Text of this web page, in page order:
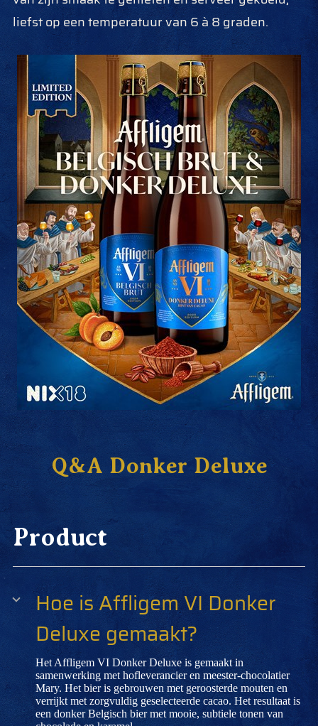
liefst op een temperatuur van 6 à 8 graden.
Q&A Donker Deluxe
Product
Hoe is Affligem VI Donker
Deluxe gemaakt?
Het Affligem VI Donker Deluxe is gemaakt in
samenwerking met hofleverancier en meester-chocolatier
Mary. Het bier is gebrouwen met geroosterde mouten en
verrijkt met zorgvuldig geselecteerde cacao. Het resultaat is
een donker Belgisch bier met mooie, subtiele tonen van